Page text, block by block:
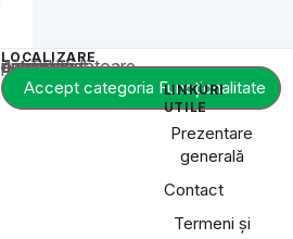
LOCALIZARE
Acest conținut este blocat până când acceptați categoria corespunzătoare de cookie-uri.
Accept categoria Funcționalitate
LINKURI
UTILE
Prezentare
generală
Contact
Termeni și